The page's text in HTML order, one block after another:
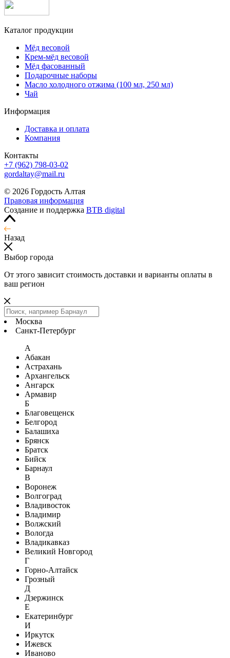
Каталог продукции
Мёд весовой
Крем-мёд весовой
Мёд фасованный
Подарочные наборы
Масло холодного отжима (100 мл, 250 мл)
Чай
Информация
Доставка и оплата
Компания
Контакты
+7 (962) 798-03-02
gordaltay@mail.ru
© 2026 Гордость Алтая
Правовая информация
Создание и поддержка BTB digital
Назад
Выбор города
От этого зависит стоимость доставки и варианты оплаты в
ваш регион
Москва
Санкт-Петербург
А
Абакан
Астрахань
Архангельск
Ангарск
Армавир
Б
Благовещенск
Белгород
Балашиха
Брянск
Братск
Бийск
Барнаул
В
Воронеж
Волгоград
Владивосток
Владимир
Волжский
Вологда
Владикавказ
Великий Новгород
Г
Горно-Алтайск
Грозный
Д
Дзержинск
Е
Екатеринбург
И
Иркутск
Ижевск
Иваново